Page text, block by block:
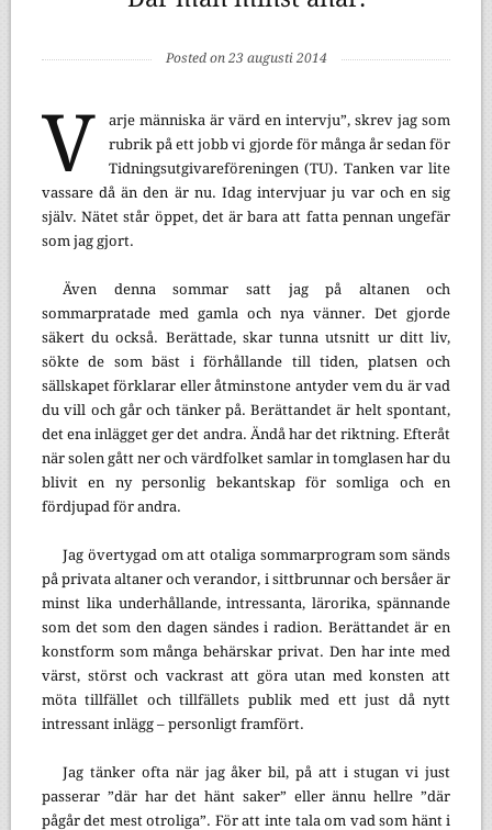
Posted on 23 augusti 2014
V
arje människa är värd en intervju”, skrev jag som
rubrik på ett jobb vi gjorde för många år sedan för
Tidningsutgivareföreningen (TU). Tanken var lite
vassare då än den är nu. Idag intervjuar ju var och en sig
själv. Nätet står öppet, det är bara att fatta pennan ungefär
som jag gjort.
Även denna sommar satt jag på altanen och
sommarpratade med gamla och nya vänner. Det gjorde
säkert du också. Berättade, skar tunna utsnitt ur ditt liv,
sökte de som bäst i förhållande till tiden, platsen och
sällskapet förklarar eller åtminstone antyder vem du är vad
du vill och går och tänker på. Berättandet är helt spontant,
det ena inlägget ger det andra. Ändå har det riktning. Efteråt
när solen gått ner och värdfolket samlar in tomglasen har du
blivit en ny personlig bekantskap för somliga och en
fördjupad för andra.
Jag övertygad om att otaliga sommarprogram som sänds
på privata altaner och verandor, i sittbrunnar och bersåer är
minst lika underhållande, intressanta, lärorika, spännande
som det som den dagen sändes i radion. Berättandet är en
konstform som många behärskar privat. Den har inte med
värst, störst och vackrast att göra utan med konsten att
möta tillfället och tillfällets publik med ett just då nytt
intressant inlägg – personligt framfört.
Jag tänker ofta när jag åker bil, på att i stugan vi just
passerar ”där har det hänt saker” eller ännu hellre ”där
pågår det mest otroliga”. För att inte tala om vad som hänt i